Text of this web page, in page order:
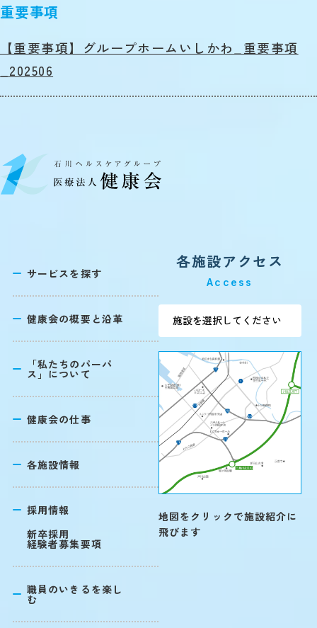
重要事項
【重要事項】グループホームいしかわ_重要事項
_202506
サービスを探す
健康会の概要と沿革
「私たちのパーパ
ス」について
健康会の仕事
各施設情報
採用情報
新卒採用
経験者募集要項
職員のいきるを楽し
む
各施設アクセス
Access
地図をクリックで施設紹介に
飛びます